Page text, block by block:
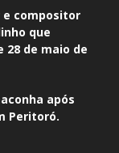
e compositor
que
28 de maio de
após
Peritoró.